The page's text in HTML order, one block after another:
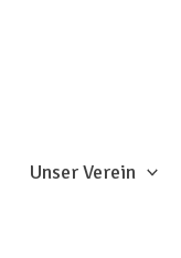
Unser Verein